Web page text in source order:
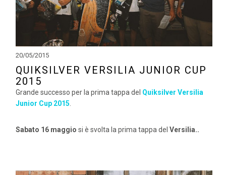
20/05/2015
QUIKSILVER VERSILIA JUNIOR CUP
2015
Grande successo per la prima tappa del Quiksilver Versilia
Junior Cup 2015
Sabato 16 maggio si è svolta la prima tappa del Versilia..